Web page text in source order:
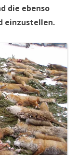
die ebenso
einzustellen.